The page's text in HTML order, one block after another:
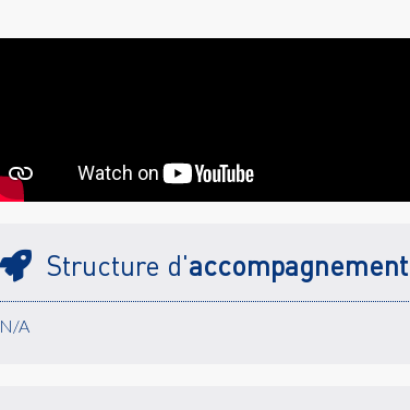
Structure d'accompagnement
N/A